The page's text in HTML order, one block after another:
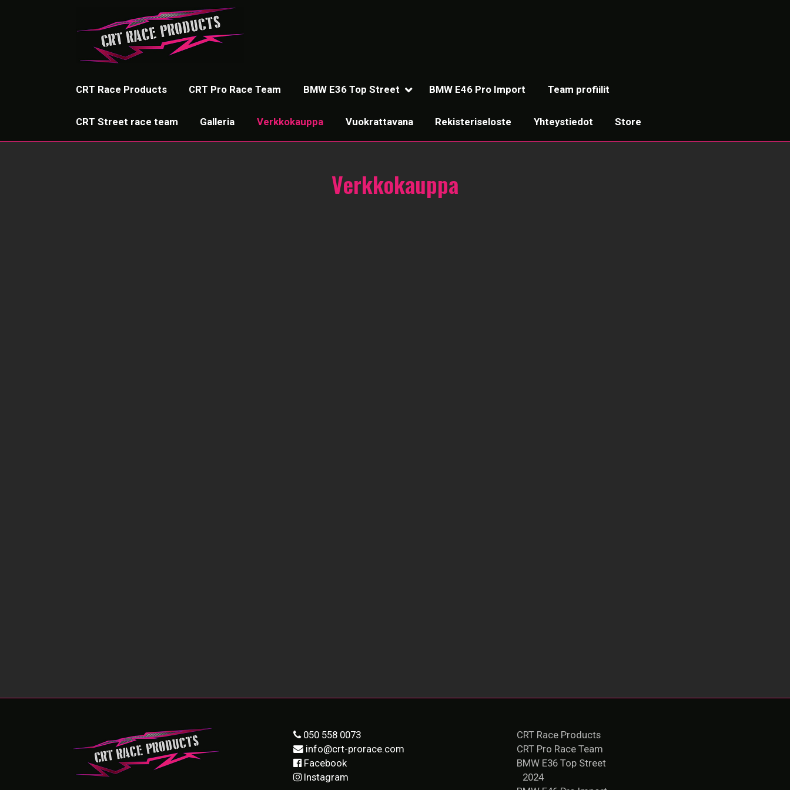
CRT Race Products CRT Pro Race Team BMW E36 Top Street BMW E46 Pro Import Team profiilit
CRT Street race team Galleria Verkkokauppa Vuokrattavana Rekisteriseloste Yhteystiedot Store
Verkkokauppa
050 558 0073
info@crt-prorace.com
Facebook
Instagram
CRT Race Products
CRT Pro Race Team
BMW E36 Top Street
2024